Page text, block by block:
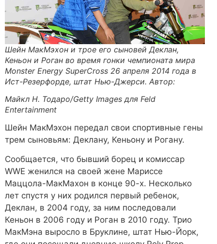
Шейн МакМэхон и трое его сыновей Деклан,
Кеньон и Роган во время гонки чемпионата мира
Monster Energy SuperCross 26 апреля 2014 года в
Ист-Резерфорде, штат Нью-Джерси. Автор:
Майкл Н. Тодаро/Getty Images для Feld
Entertainment
Шейн МакМэхон передал свои спортивные гены
трем сыновьям: Деклану, Кеньону и Рогану.
Сообщается, что бывший борец и комиссар
WWE женился на своей жене Мариссе
Маццола-МакМахон в конце 90-х. Несколько
лет спустя у них родился первый ребенок,
Деклан, в 2004 году, за ним последовали
Кеньон в 2006 году и Роган в 2010 году. Трио
МакМэна выросло в Бруклине, штат Нью-Йорк,